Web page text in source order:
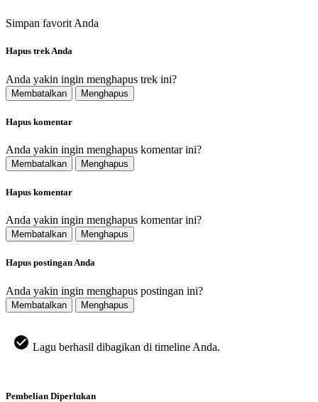
Simpan favorit Anda
Hapus trek Anda
Anda yakin ingin menghapus trek ini?
Membatalkan Menghapus
Hapus komentar
Anda yakin ingin menghapus komentar ini?
Membatalkan Menghapus
Hapus komentar
Anda yakin ingin menghapus komentar ini?
Membatalkan Menghapus
Hapus postingan Anda
Anda yakin ingin menghapus postingan ini?
Membatalkan Menghapus
Lagu berhasil dibagikan di timeline Anda.
Pembelian Diperlukan